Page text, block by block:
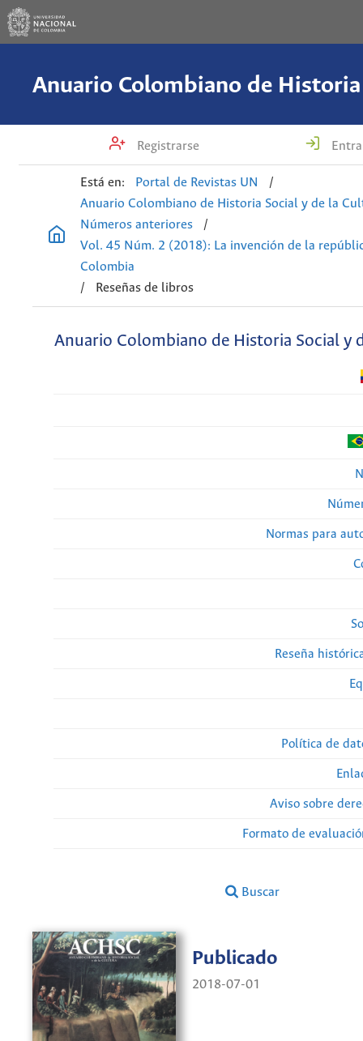
Registrarse
Está en: Portal de Revistas UN
/
Anuario Colombiano de Historia Social y de la
Números anteriores
/
Vol. 45 Núm. 2 (2018): La invención de la
Colombia
/
Reseñas de libros
Anuario Colombiano de Historia Social y
Normas para
Reseña
Política de
Aviso sobre
Formato de
Buscar
Publicado
2018-07-01